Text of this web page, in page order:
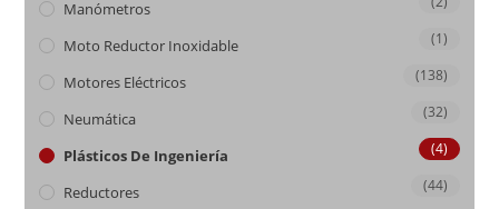
Manómetros
Moto Reductor Inoxidable (1)
Motores Eléctricos (138)
Neumática (32)
Plásticos De Ingeniería (4)
Reductores (44)